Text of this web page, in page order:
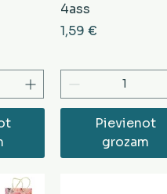
4ass
Cena
1,59 €
Pievienot
grozam